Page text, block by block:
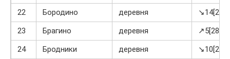
22
Бородино деревня
↘14[28]
23
Брагино деревня
↗5[28]
24
Бродники деревня
↘10[28]